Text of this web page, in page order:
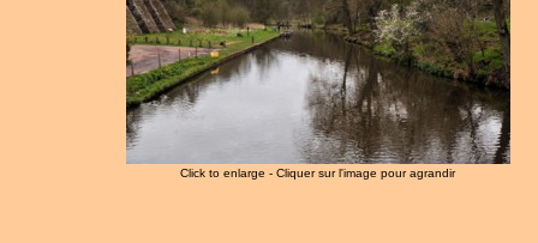
Click to enlarge - Cliquer sur l'image pour agrandir